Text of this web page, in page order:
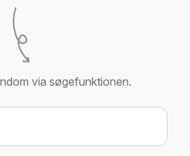
via søgefunktionen.